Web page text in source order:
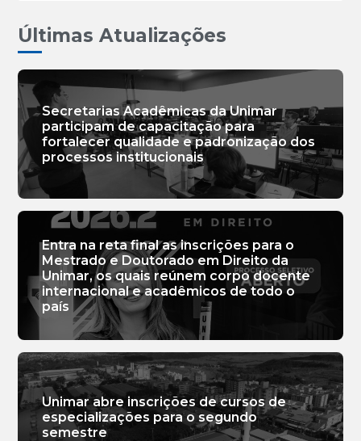
Últimas Atualizações
Secretarias Acadêmicas da Unimar
participam de capacitação para
fortalecer qualidade e padronização dos
processos institucionais
Entra na reta final as inscrições para o
Mestrado e Doutorado em Direito da
Unimar, os quais reúnem corpo docente
internacional e acadêmicos de todo o
país
Unimar abre inscrições de cursos de
especializações para o segundo
semestre